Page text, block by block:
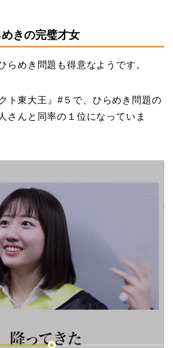
きの完璧才女
らめき問題も得意なようです。
ト東大王』#５で、ひらめき問題の
さんと同率の１位になっていま